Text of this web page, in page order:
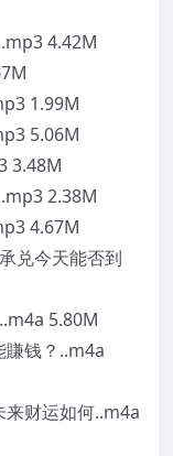
4.42M
1.99M
5.06M
3.48M
2.38M
4.67M
兑今天能否到
5.80M
賺钱？..m4a
财运如何..m4a